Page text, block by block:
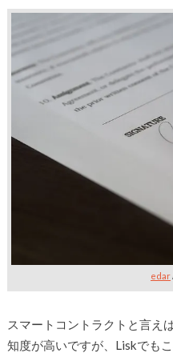
edar
スマートコントラクトと言え
知度が高いですが、Liskでも